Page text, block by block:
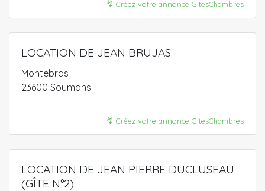
↯ Créez votre annonce GitesChambres
LOCATION DE JEAN BRUJAS
Montebras
23600 Soumans
↯ Créez votre annonce GitesChambres
LOCATION DE JEAN PIERRE DUCLUSEAU
(GÎTE N°2)